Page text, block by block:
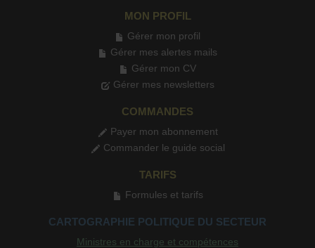
MON PROFIL
Gérer mon profil
Gérer mes alertes mails
Gérer mon CV
Gérer mes newsletters
COMMANDES
Payer mon abonnement
Commander le guide social
TARIFS
Formules et tarifs
CARTOGRAPHIE POLITIQUE DU SECTEUR
Ministres en charge et compétences